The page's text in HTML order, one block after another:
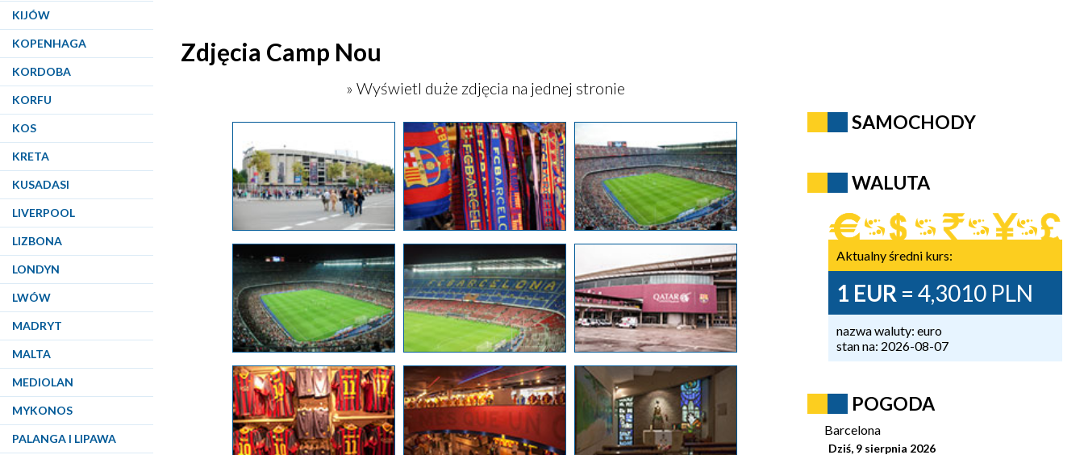
KIJÓW
KOPENHAGA
KORDOBA
KORFU
KOS
KRETA
KUSADASI
LIVERPOOL
LIZBONA
LONDYN
LWÓW
MADRYT
MALTA
MEDIOLAN
MYKONOS
PALANGA I LIPAWA
Zdjęcia Camp Nou
» Wyświetl duże zdjęcia na jednej stronie
SAMOCHODY
WALUTA
Aktualny średni kurs:
1 EUR = 4,3010 PLN
nazwa waluty: euro
stan na: 2026-08-07
POGODA
Barcelona
Dziś, 9 sierpnia 2026